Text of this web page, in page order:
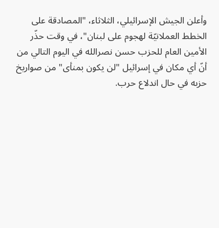
وأعلن الجيش الإسرائيلي، الثلاثاء، "المصادقة على
الخطط العملانيّة لهجوم على لبنان"، في وقت حذّر
الأمين العام للحزب حسن نصرالله في اليوم التالي من
أنّ أي مكان في إسرائيل "لن يكون بمنأى" من صواريخ
حزبه في حال اندلاع حرب.